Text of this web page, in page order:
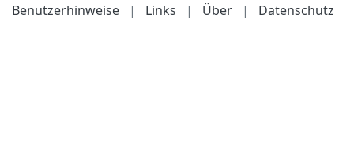
Benutzerhinweise
| Links | Über | Datenschutz